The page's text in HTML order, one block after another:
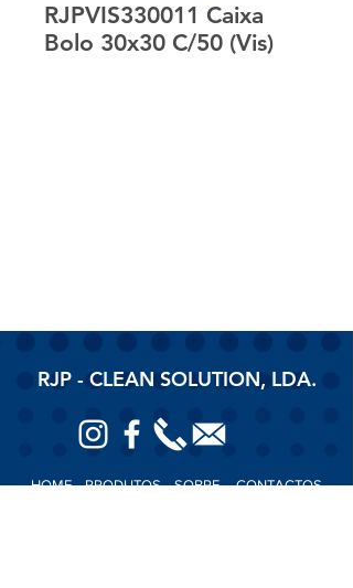
RJPVIS330011 Caixa
Bolo 30x30 C/50 (Vis)
RJP - CLEAN SOLUTION, LDA.
HOMEPRODUTOSSOBRE CONTACTOS